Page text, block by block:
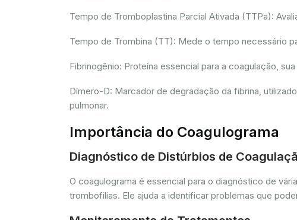
Tempo de Tromboplastina Parcial Ativada (TTPa):
Tempo de Trombina (TT): Mede o tempo necessário
Fibrinogênio: Proteína essencial para a coagulação,
Dímero-D: Marcador de degradação da fibrina,
pulmonar.
Importância do Coagulograma
Diagnóstico de Distúrbios de
O coagulograma é essencial para o diagnóstico de
trombofilias. Ele ajuda a identificar problemas que